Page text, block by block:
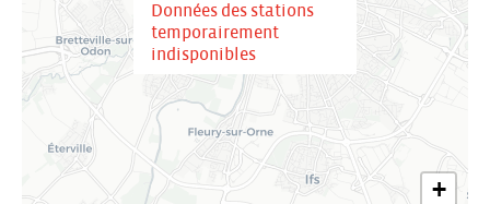
+
Données des stations
temporairement
indisponibles